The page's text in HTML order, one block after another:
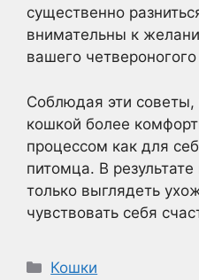
существенно
внимательны к
вашего
Соблюдая эти советы,
кошкой более
процессом как для
питомца. В
только выглядеть
чувствовать себя
Рубрики
Кошки